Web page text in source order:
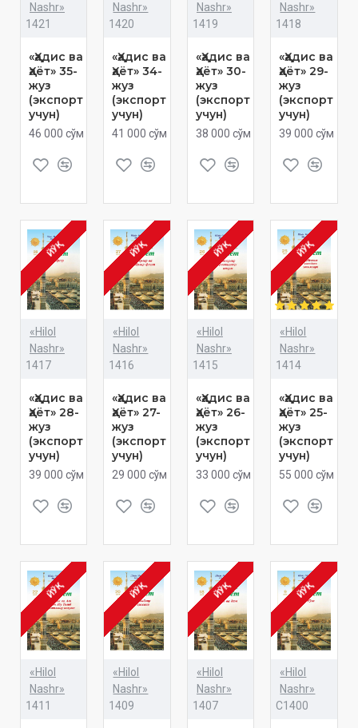
Nashr»
1421
«Ҳадис ва
Ҳаёт» 35-
жуз
(экспорт
учун)
46 000 сўм
Nashr»
1420
«Ҳадис ва
Ҳаёт» 34-
жуз
(экспорт
учун)
41 000 сўм
Nashr»
1419
«Ҳадис ва
Ҳаёт» 30-
жуз
(экспорт
учун)
38 000 сўм
Nashr»
1418
«Ҳадис ва
Ҳаёт» 29-
жуз
(экспорт
учун)
39 000 сўм
ЙЎҚ
«Hilol
Nashr»
1417
«Ҳадис ва
Ҳаёт» 28-
жуз
(экспорт
учун)
39 000 сўм
ЙЎҚ
«Hilol
Nashr»
1416
«Ҳадис ва
Ҳаёт» 27-
жуз
(экспорт
учун)
29 000 сўм
ЙЎҚ
«Hilol
Nashr»
1415
«Ҳадис ва
Ҳаёт» 26-
жуз
(экспорт
учун)
33 000 сўм
ЙЎҚ
«Hilol
Nashr»
1414
«Ҳадис ва
Ҳаёт» 25-
жуз
(экспорт
учун)
55 000 сўм
ЙЎҚ
«Hilol
Nashr»
1411
ЙЎҚ
«Hilol
Nashr»
1409
ЙЎҚ
«Hilol
Nashr»
1407
ЙЎҚ
«Hilol
Nashr»
C1400